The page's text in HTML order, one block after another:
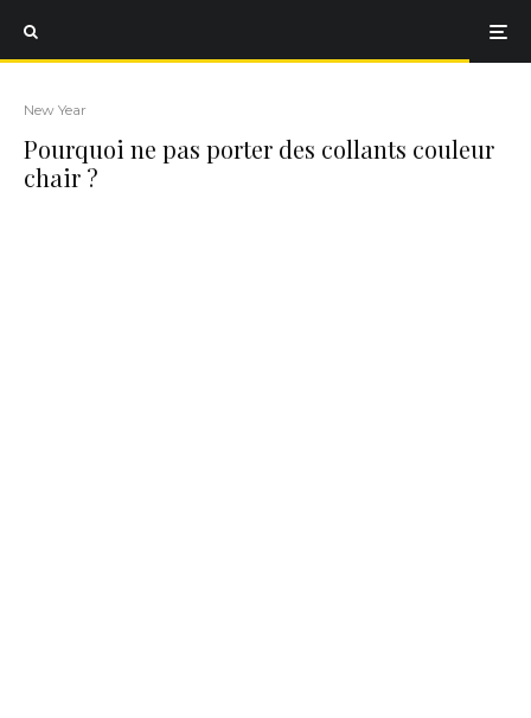
New Year
Pourquoi ne pas porter des collants couleur
chair ?